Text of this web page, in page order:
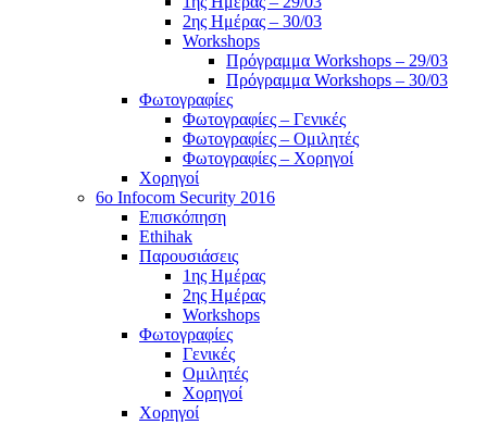
2ης Ημέρας – 30/03
Workshops
Πρόγραμμα Workshops – 29/03
Πρόγραμμα Workshops – 30/03
Φωτογραφίες
Φωτογραφίες – Γενικές
Φωτογραφίες – Ομιλητές
Φωτογραφίες – Χορηγοί
Χορηγοί
6o Infocom Security 2016
Επισκόπηση
Ethihak
Παρουσιάσεις
1ης Ημέρας
2ης Ημέρας
Workshops
Φωτογραφίες
Γενικές
Ομιλητές
Χορηγοί
Χορηγοί